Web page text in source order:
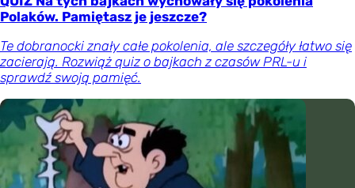
Polaków. Pamiętasz je jeszcze?
Te dobranocki znały całe pokolenia, ale szczegóły łatwo się
zacierają. Rozwiąż quiz o bajkach z czasów PRL-u i
sprawdź swoją pamięć.